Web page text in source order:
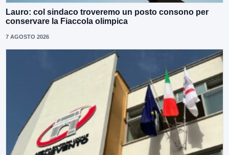
Lauro: col sindaco troveremo un posto consono per
conservare la Fiaccola olimpica
7 AGOSTO 2026